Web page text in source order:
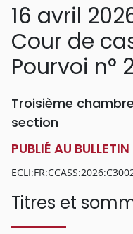
16 avril
Cour de
Pourvoi n°
Troisième
section
PUBLIÉ AU BULLETIN
Titres et